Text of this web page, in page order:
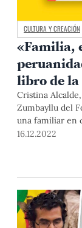
CULTURA Y CREACIÓN
«Familia,
libro de la
el
Cristina
Zumbayllu del
una familiar en
Llosa, que fue
16.12.2022